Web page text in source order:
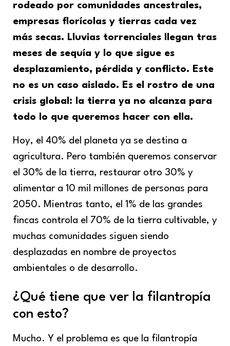
rodeado por comunidades ancestrales,
empresas florícolas y tierras cada vez
más secas. Lluvias torrenciales llegan tras
meses de sequía y lo que sigue es
desplazamiento, pérdida y conflicto. Este
no es un caso aislado. Es el rostro de una
crisis global: la tierra ya no alcanza para
todo lo que queremos hacer con ella.
Hoy, el 40% del planeta ya se destina a
agricultura. Pero también queremos conservar
el 30% de la tierra, restaurar otro 30% y
alimentar a 10 mil millones de personas para
2050. Mientras tanto, el 1% de las grandes
fincas controla el 70% de la tierra cultivable, y
muchas comunidades siguen siendo
desplazadas en nombre de proyectos
ambientales o de desarrollo.
¿Qué tiene que ver la filantropía
con esto?
Mucho. Y el problema es que la filantropía